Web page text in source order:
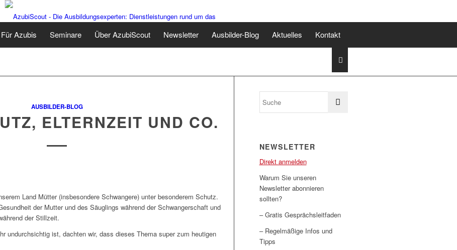
Für Azubis Seminare Über AzubiScout Newsletter Ausbilder-Blog Aktuelles Kontakt
AUSBILDER-BLOG
ELTERNZEIT UND CO.
Land Mütter (insbesondere Schwangere) unter besonderem Schutz.
der Mutter und des Säuglings während der Schwangerschaft und
der Stillzeit.
undurchsichtig ist, dachten wir, dass dieses Thema super zum heutigen
NEWSLETTER
Direkt anmelden
Warum Sie unseren
Newsletter abonnieren
sollten?
– Gratis Gesprächsleitfaden
– Regelmäßige Infos und
Tipps